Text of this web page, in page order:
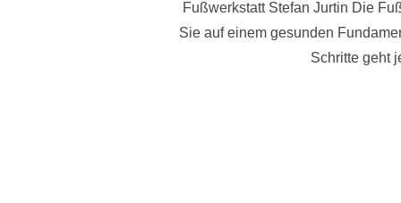
Fußwerkstatt Stefan Jurtin Die
Sie auf einem gesunden
Schritte geht